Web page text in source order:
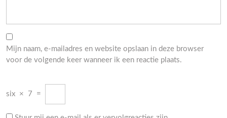
Mijn naam, e-mailadres en website opslaan in deze browser
voor de volgende keer wanneer ik een reactie plaats.
six × 7 =